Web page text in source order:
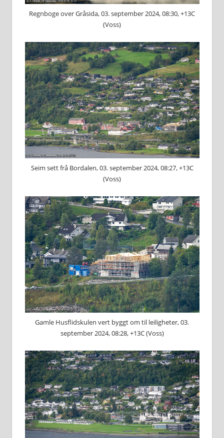
Regnboge over Gråsida, 03. september 2024, 08:30, +13C
(Voss)
Seim sett frå Bordalen, 03. september 2024, 08:27, +13C
(Voss)
Gamle Husflidskulen vert byggt om til leiligheter, 03.
september 2024, 08:28, +13C (Voss)